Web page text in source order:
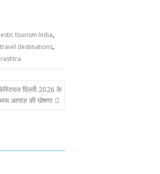
tourism India,
destinations,
दिल्ली 2026 के
आगाज़ की घोषणा